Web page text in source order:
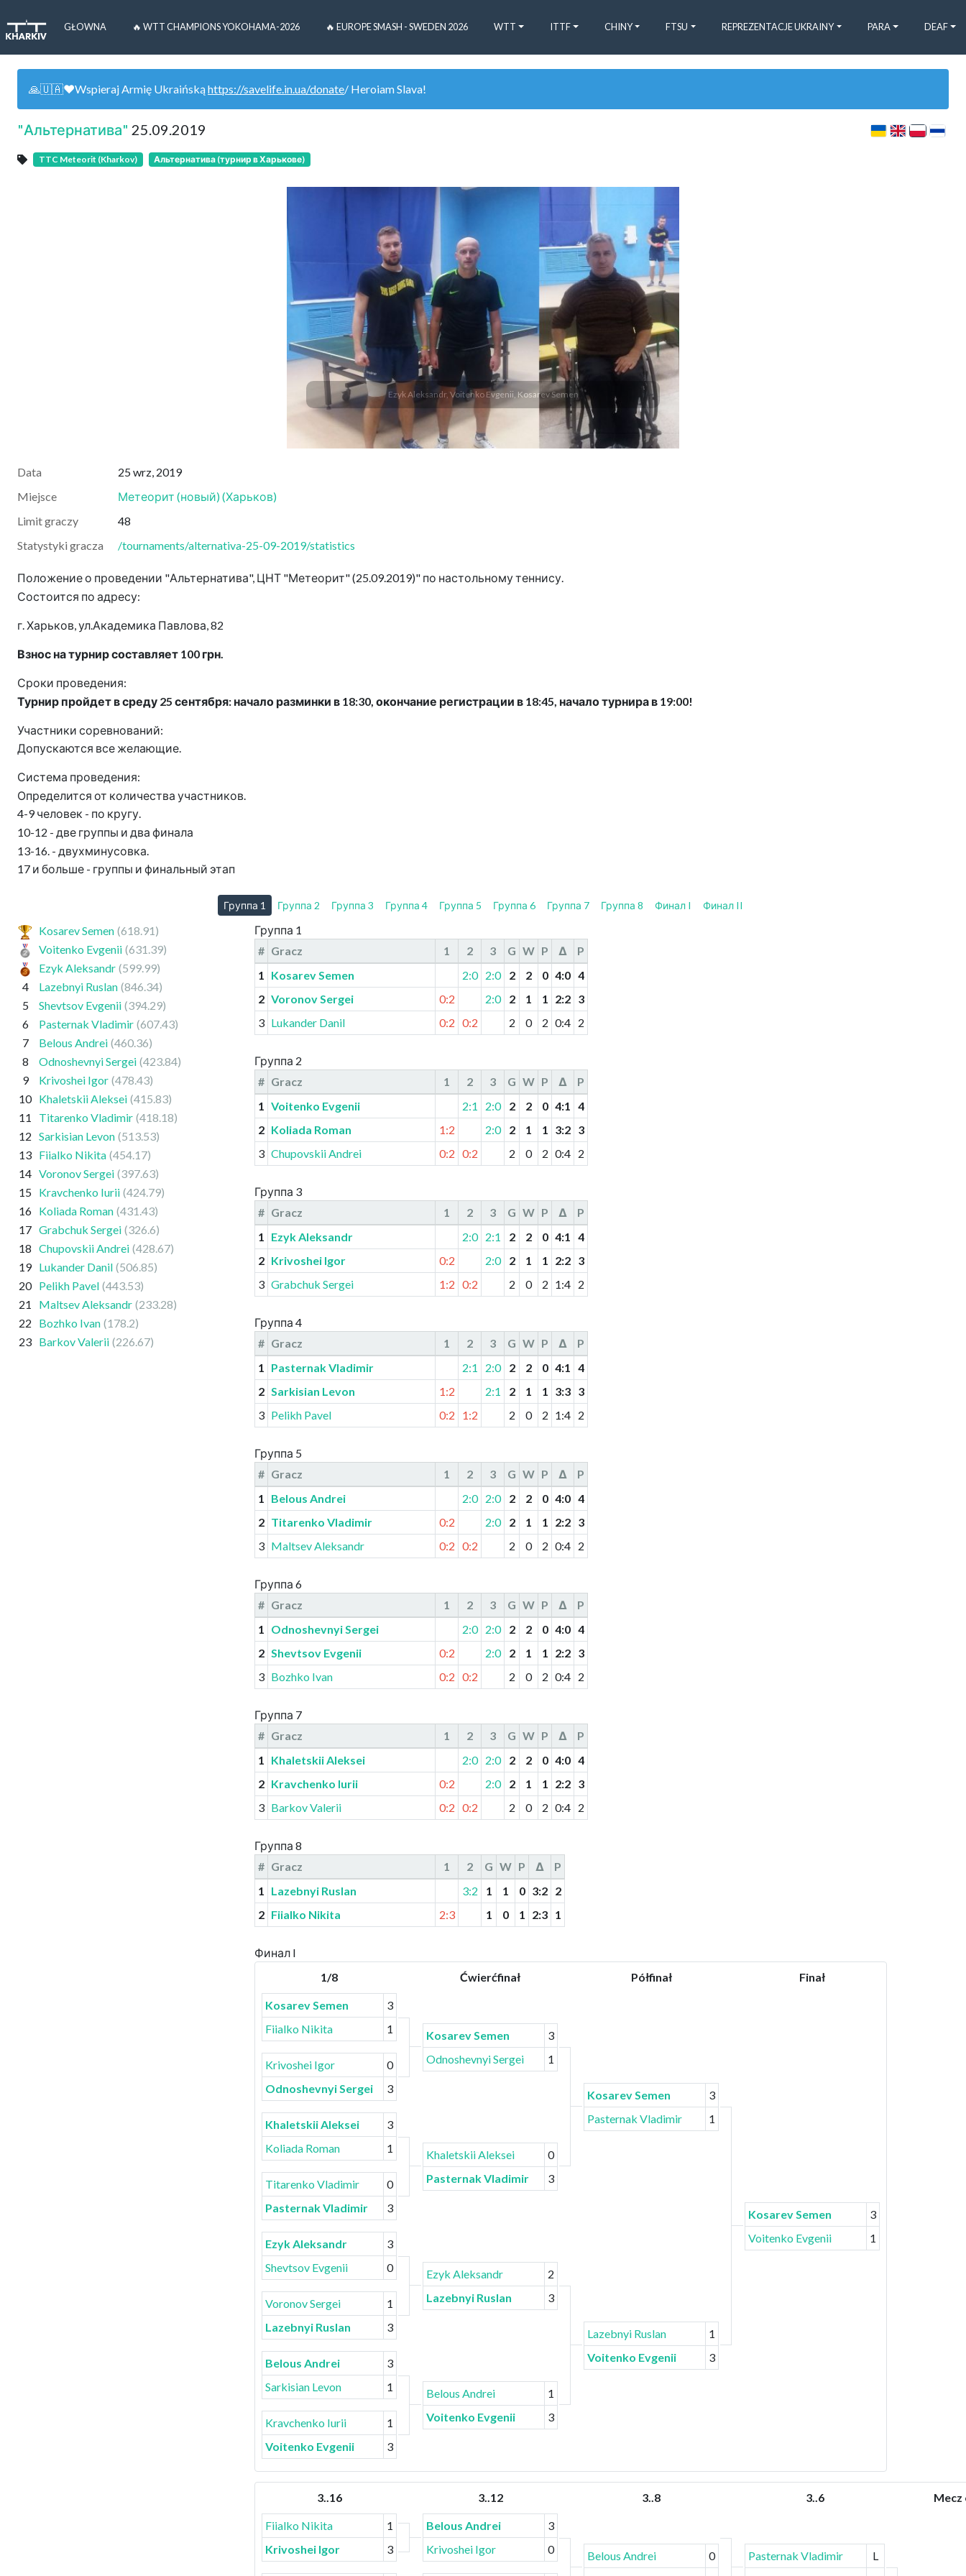
GŁOWNA 🔥 WTT CHAMPIONS YOKOHAMA-2026 🔥 EUROPE SMASH - SWEDEN 2026 WTT ITTF CHINY FTSU REPREZENTACJE UKRAINY PARA DEAF
🙏🇺🇦❤️Wspieraj Armię Ukraińskąhttps://savelife.in.ua/donate/ Heroiam Slava!
"Альтернатива" 25.09.2019
TTC Meteorit (Kharkov) Альтернатива (турнир в Харькове)
Ezyk Aleksandr, Voitenko Evgenii, Kosarev Semen
Data
25 wrz, 2019
Miejsce
Метеорит (новый)(Харьков)
Limit graczy
48
Statystyki gracza
/tournaments/alternativa-25-09-2019/statistics
Положение о проведении "Альтернатива", ЦНТ "Метеорит" (25.09.2019)" по настольному теннису.
Состоится по адресу:
г. Харьков, ул.Академика Павлова, 82
Взнос на турнир составляет 100 грн.
Сроки проведения:
Турнир пройдет в среду 25 сентября: начало разминки в 18:30, окончание регистрации в 18:45, начало турнира в 19:00!
Участники соревнований:
Допускаются все желающие.
Система проведения:
Определится от количества участников.
4-9 человек - по кругу.
10-12 - две группы и два финала
13-16. - двухминусовка.
17 и больше - группы и финальный этап
Группа 1 Группа 2 Группа 3 Группа 4 Группа 5 Группа 6 Группа 7 Группа 8 Финал I Финал II
Kosarev Semen (618.91)
Voitenko Evgenii (631.39)
Ezyk Aleksandr (599.99)
4
Lazebnyi Ruslan (846.34)
5
Shevtsov Evgenii (394.29)
6
Pasternak Vladimir (607.43)
7
Belous Andrei (460.36)
8
Odnoshevnyi Sergei (423.84)
9
Krivoshei Igor (478.43)
10 Khaletskii Aleksei (415.83)
11
Titarenko Vladimir (418.18)
12 Sarkisian Levon (513.53)
13 Fiialko Nikita (454.17)
14 Voronov Sergei (397.63)
15 Kravchenko Iurii (424.79)
16 Koliada Roman (431.43)
17 Grabchuk Sergei (326.6)
18 Chupovskii Andrei (428.67)
19 Lukander Danil (506.85)
20 Pelikh Pavel (443.53)
21
Maltsev Aleksandr (233.28)
22
Bozhko Ivan (178.2)
23 Barkov Valerii (226.67)
Группа 1
# Gracz 1 2 3 G W P Δ
P
1 Kosarev Semen 2:0 2:0 2 2 0 4:0 4
2 Voronov Sergei 0:2 2:0 2 1 1 2:2 3
3 Lukander Danil 0:2 0:2 2 0 2 0:4 2
Группа 2
# Gracz 1 2 3 G W P Δ
P
1 Voitenko Evgenii 2:1 2:0 2 2 0 4:1 4
2 Koliada Roman 1:2 2:0 2 1 1 3:2 3
3 Chupovskii Andrei 0:2 0:2 2 0 2 0:4 2
Группа 3
# Gracz 1 2 3 G W P Δ
P
1 Ezyk Aleksandr 2:0 2:1 2 2 0 4:1 4
2 Krivoshei Igor 0:2 2:0 2 1 1 2:2 3
3 Grabchuk Sergei 1:2 0:2 2 0 2 1:4 2
Группа 4
# Gracz 1 2 3 G W P Δ
P
1 Pasternak Vladimir 2:1 2:0 2 2 0 4:1 4
2 Sarkisian Levon 1:2 2:1 2 1 1 3:3 3
3 Pelikh Pavel 0:2 1:2 2 0 2 1:4 2
Группа 5
# Gracz 1 2 3 G W P Δ
P
1 Belous Andrei 2:0 2:0 2 2 0 4:0 4
2 Titarenko Vladimir 0:2 2:0 2 1 1 2:2 3
3 Maltsev Aleksandr 0:2 0:2 2 0 2 0:4 2
Группа 6
# Gracz 1 2 3 G W P Δ
P
1 Odnoshevnyi Sergei 2:0 2:0 2 2 0 4:0 4
2 Shevtsov Evgenii 0:2 2:0 2 1 1 2:2 3
3 Bozhko Ivan 0:2 0:2 2 0 2 0:4 2
Группа 7
# Gracz 1 2 3 G W P Δ
P
1 Khaletskii Aleksei 2:0 2:0 2 2 0 4:0 4
2 Kravchenko Iurii 0:2 2:0 2 1 1 2:2 3
3 Barkov Valerii 0:2 0:2 2 0 2 0:4 2
Группа 8
# Gracz 1 2 G W P Δ
P
1 Lazebnyi Ruslan 3:2 1 1 0 3:2 2
2 Fiialko Nikita 2:3 1 0 1 2:3 1
Финал I
1/8
Ćwierćfinał Półfinał Finał
Kosarev Semen
3
Fiialko Nikita
1
Krivoshei Igor
0
Odnoshevnyi Sergei
3
Khaletskii Aleksei
3
Koliada Roman
1
Titarenko Vladimir
0
Pasternak Vladimir
3
Ezyk Aleksandr
3
Shevtsov Evgenii
0
Voronov Sergei
1
Lazebnyi Ruslan
3
Belous Andrei
3
Sarkisian Levon
1
Kravchenko Iurii
1
Voitenko Evgenii
3
Kosarev Semen
3
Odnoshevnyi Sergei
1
Khaletskii Aleksei
0
Pasternak Vladimir
3
Ezyk Aleksandr
2
Lazebnyi Ruslan
3
Belous Andrei
1
Voitenko Evgenii
3
Kosarev Semen
3
Pasternak Vladimir
1
Lazebnyi Ruslan
1
Voitenko Evgenii
3
Kosarev Semen
3
Voitenko Evgenii
1
3..16 3..12 3..8 3..6 Mecz
Fiialko Nikita
1
Krivoshei Igor
3
Belous Andrei
3
Krivoshei Igor
0 Belous Andrei
0
Pasternak Vladimir
L